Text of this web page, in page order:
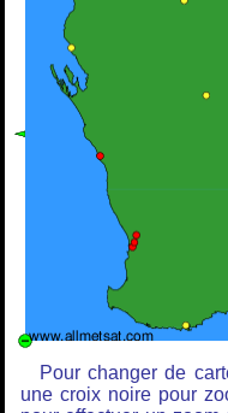
Pour changer de
une croix noire pour